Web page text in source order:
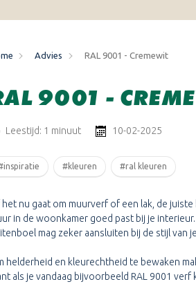
Advies RAL 9001 - Cremewit
9001 -
Leestijd: 1 minuut 10-02-2025
#kleuren #ral kleuren
het nu gaat om muurverf of een lak, de
in de woonkamer goed past bij je
mag zeker aansluiten bij de stijl van
helderheid en kleurechtheid te bewaken
als je vandaag bijvoorbeeld RAL 9001